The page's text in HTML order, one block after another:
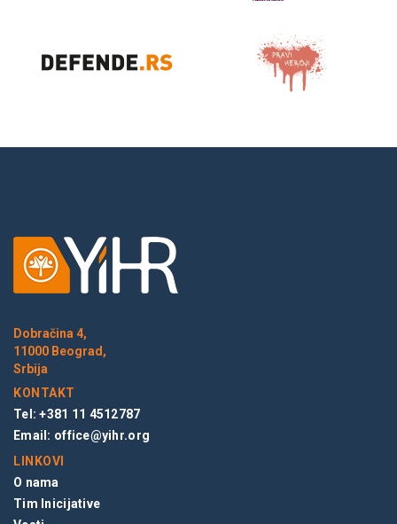
Dobračina 4,
11000 Beograd,
Srbija
KONTAKT
Tel: +381 11 4512787
Email: office@yihr.org
LINKOVI
O nama
Tim Inicijative